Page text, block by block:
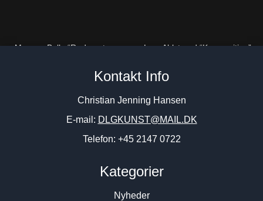
Mogens Balle “Rød, sort og
Lars Ahlstrand “Komposition”
Kontakt Info
Christian Jenning Hansen
E-mail: DLGKUNST@MAIL.DK
Telefon: +45 2147 0722
Kategorier
Nyheder